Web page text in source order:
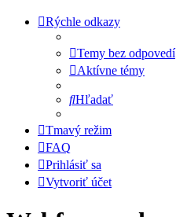
Rýchle odkazy
Temy bez odpovedí
Aktívne témy
Hľadať
Tmavý režim
FAQ
Prihlásiť sa
Vytvoriť účet